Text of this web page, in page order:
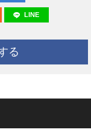
LINE
る